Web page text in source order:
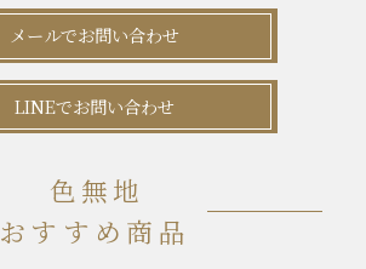
メールでお問い合わせ
LINEでお問い合わせ
色無地
おすすめ商品